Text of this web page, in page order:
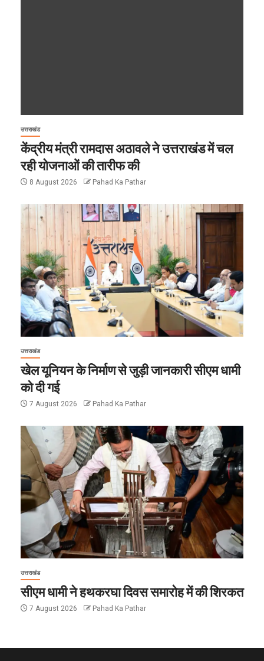
उत्तराखंड
केंद्रीय मंत्री रामदास अठावले ने उत्तराखंड में चल
रही योजनाओं की तारीफ की
8 August 2026 Pahad Ka Pathar
उत्तराखंड
खेल यूनियन के निर्माण से जुड़ी जानकारी सीएम धामी
को दी गई
7 August 2026 Pahad Ka Pathar
उत्तराखंड
सीएम धामी ने हथकरघा दिवस समारोह में की शिरकत
7 August 2026 Pahad Ka Pathar